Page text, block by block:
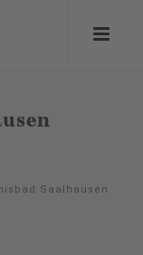
Saalhausen